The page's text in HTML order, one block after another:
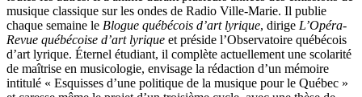
musique classique sur les ondes de Radio Ville-Marie. Il publie
chaque semaine le Blogue québécois d’art lyrique, dirige L’Opéra-
Revue québécoise d’art lyrique et préside l’Observatoire québécois
d’art lyrique. Éternel étudiant, il complète actuellement une scolarité
de maîtrise en musicologie, envisage la rédaction d’un mémoire
intitulé « Esquisses d’une politique de la musique pour le Québec »